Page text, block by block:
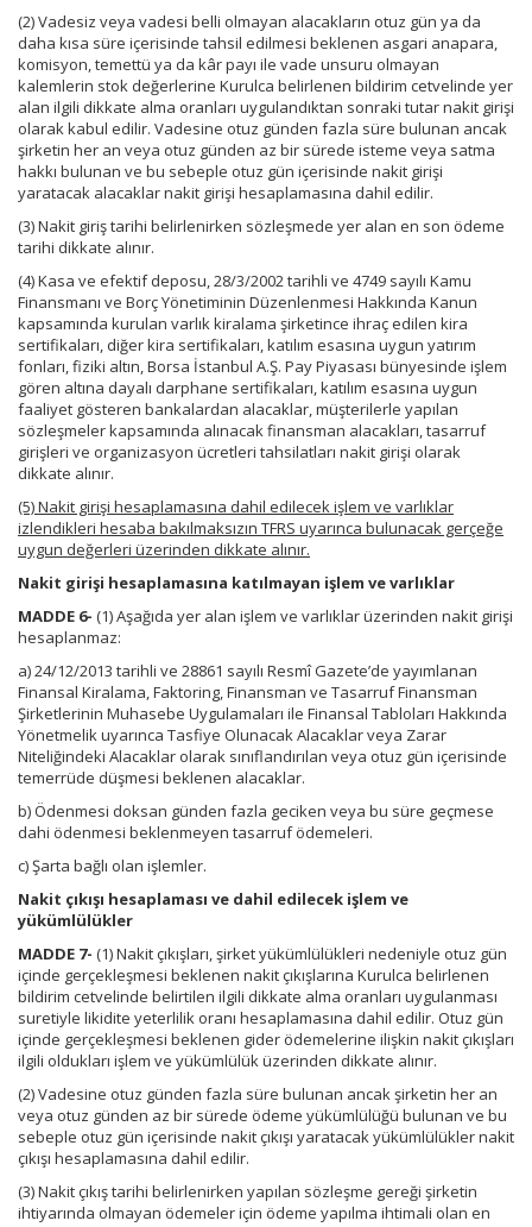
(2) Vadesiz veya vadesi belli olmayan alacakların otuz gün ya da
daha kısa süre içerisinde tahsil edilmesi beklenen asgari anapara,
komisyon, temettü ya da kâr payı ile vade unsuru olmayan
kalemlerin stok değerlerine Kurulca belirlenen bildirim cetvelinde yer
alan ilgili dikkate alma oranları uygulandıktan sonraki tutar nakit girişi
olarak kabul edilir. Vadesine otuz günden fazla süre bulunan ancak
şirketin her an veya otuz günden az bir sürede isteme veya satma
hakkı bulunan ve bu sebeple otuz gün içerisinde nakit girişi
yaratacak alacaklar nakit girişi hesaplamasına dahil edilir.
(3) Nakit giriş tarihi belirlenirken sözleşmede yer alan en son ödeme
tarihi dikkate alınır.
(4) Kasa ve efektif deposu, 28/3/2002 tarihli ve 4749 sayılı Kamu
Finansmanı ve Borç Yönetiminin Düzenlenmesi Hakkında Kanun
kapsamında kurulan varlık kiralama şirketince ihraç edilen kira
sertifikaları, diğer kira sertifikaları, katılım esasına uygun yatırım
fonları, fiziki altın, Borsa İstanbul A.Ş. Pay Piyasası bünyesinde işlem
gören altına dayalı darphane sertifikaları, katılım esasına uygun
faaliyet gösteren bankalardan alacaklar, müşterilerle yapılan
sözleşmeler kapsamında alınacak finansman alacakları, tasarruf
girişleri ve organizasyon ücretleri tahsilatları nakit girişi olarak
dikkate alınır.
(5) Nakit girişi hesaplamasına dahil edilecek işlem ve varlıklar
izlendikleri hesaba bakılmaksızın TFRS uyarınca bulunacak gerçeğe
uygun değerleri üzerinden dikkate alınır.
Nakit girişi hesaplamasına katılmayan işlem ve varlıklar
MADDE 6- (1) Aşağıda yer alan işlem ve varlıklar üzerinden nakit girişi
hesaplanmaz:
a) 24/12/2013 tarihli ve 28861 sayılı Resmî Gazete’de yayımlanan
Finansal Kiralama, Faktoring, Finansman ve Tasarruf Finansman
Şirketlerinin Muhasebe Uygulamaları ile Finansal Tabloları Hakkında
Yönetmelik uyarınca Tasfiye Olunacak Alacaklar veya Zarar
Niteliğindeki Alacaklar olarak sınıflandırılan veya otuz gün içerisinde
temerrüde düşmesi beklenen alacaklar.
b) Ödenmesi doksan günden fazla geciken veya bu süre geçmese
dahi ödenmesi beklenmeyen tasarruf ödemeleri.
c) Şarta bağlı olan işlemler.
Nakit çıkışı hesaplaması ve dahil edilecek işlem ve
yükümlülükler
MADDE 7- (1) Nakit çıkışları, şirket yükümlülükleri nedeniyle otuz gün
içinde gerçekleşmesi beklenen nakit çıkışlarına Kurulca belirlenen
bildirim cetvelinde belirtilen ilgili dikkate alma oranları uygulanması
suretiyle likidite yeterlilik oranı hesaplamasına dahil edilir. Otuz gün
içinde gerçekleşmesi beklenen gider ödemelerine ilişkin nakit çıkışları
ilgili oldukları işlem ve yükümlülük üzerinden dikkate alınır.
(2) Vadesine otuz günden fazla süre bulunan ancak şirketin her an
veya otuz günden az bir sürede ödeme yükümlülüğü bulunan ve bu
sebeple otuz gün içerisinde nakit çıkışı yaratacak yükümlülükler nakit
çıkışı hesaplamasına dahil edilir.
(3) Nakit çıkış tarihi belirlenirken yapılan sözleşme gereği şirketin
ihtiyarında olmayan ödemeler için ödeme yapılma ihtimali olan en